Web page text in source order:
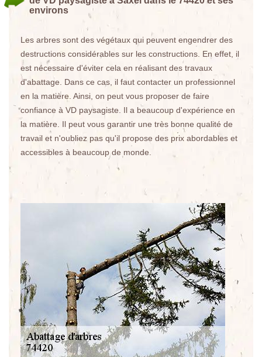
environs
Les arbres sont des végétaux qui peuvent engendrer des
destructions considérables sur les constructions. En effet, il
est nécessaire d'éviter cela en réalisant des travaux
d'abattage. Dans ce cas, il faut contacter un professionnel
en la matière. Ainsi, on peut vous proposer de faire
confiance à VD paysagiste. Il a beaucoup d'expérience en
la matière. Il peut vous garantir une très bonne qualité de
travail et n'oubliez pas qu'il propose des prix abordables et
accessibles à beaucoup de monde.